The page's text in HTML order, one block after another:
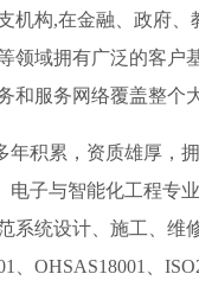
机构,在金融、政府、
领域拥有广泛的客户
和服务网络覆盖整个
积累，资质雄厚，拥
子与智能化工程专业
系统设计、施工、维
、OHSAS18001、